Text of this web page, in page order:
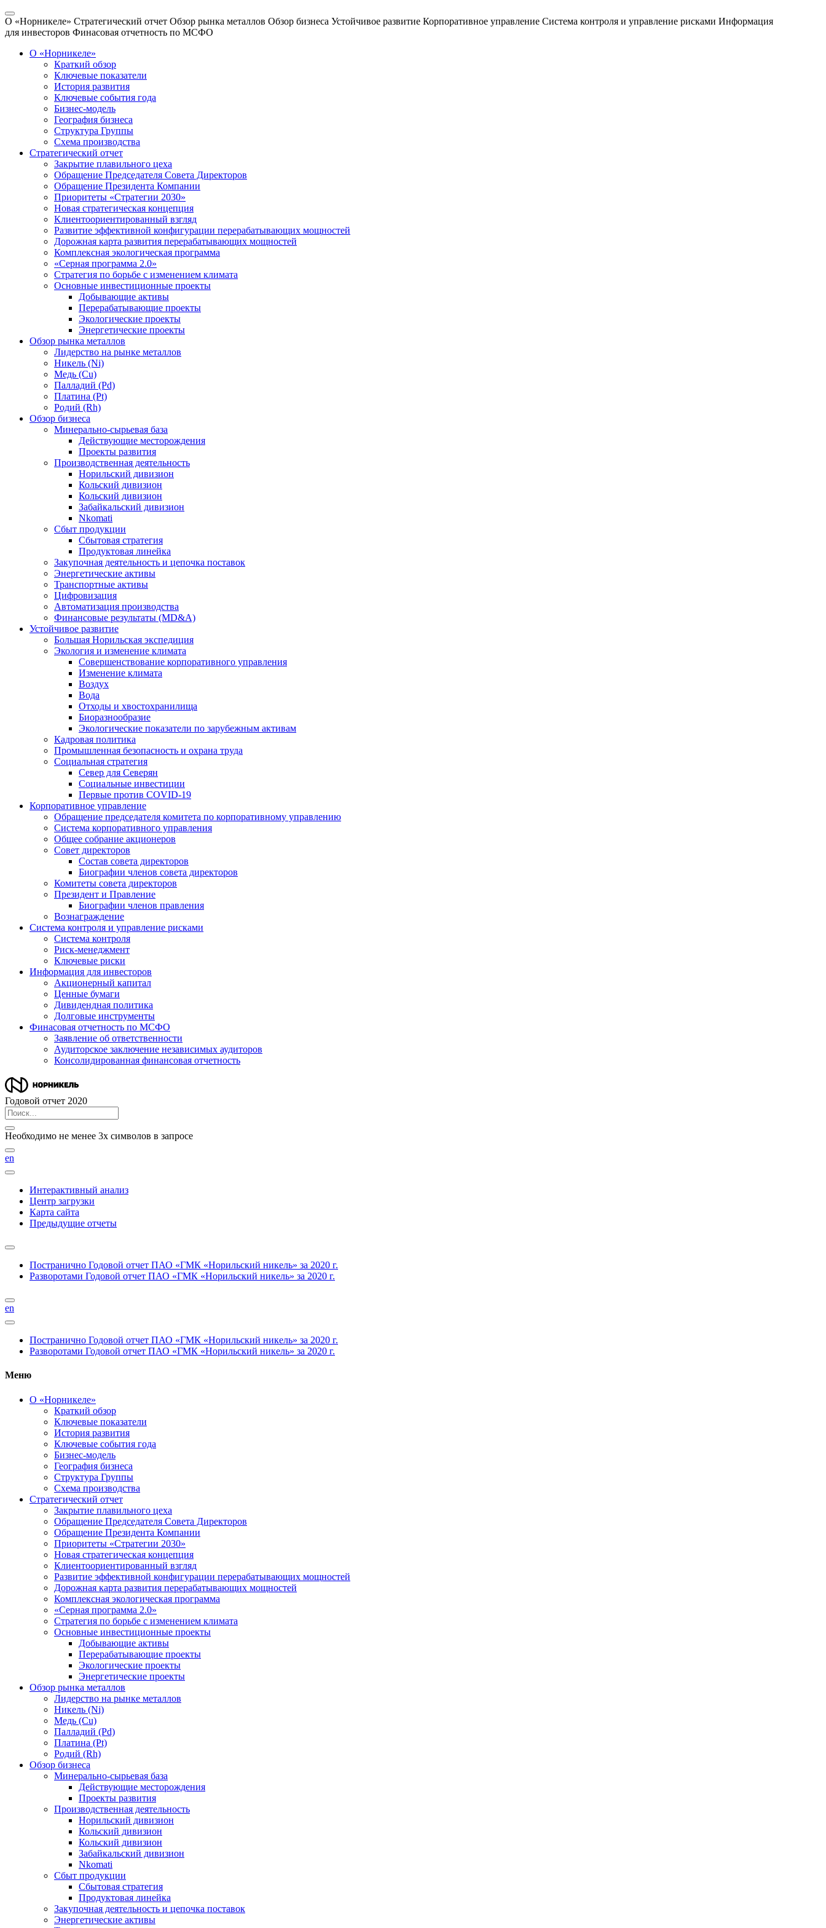
О «Норникеле» Стратегический отчет Обзор рынка металлов Обзор бизнеса Устойчивое развитие Корпоративное управление Система контроля и управление рисками Информация
для инвесторов Финасовая отчетность по МСФО
О «Норникеле»
Краткий обзор
Ключевые показатели
История развития
Ключевые события года
Бизнес-модель
География бизнеса
Структура Группы
Схема производства
Стратегический отчет
Закрытие плавильного цеха
Обращение Председателя Совета Директоров
Обращение Президента Компании
Приоритеты «Стратегии 2030»
Новая стратегическая концепция
Клиентоориентированный взгляд
Развитие эффективной конфигурации перерабатывающих мощностей
Дорожная карта развития перерабатывающих мощностей
Комплексная экологическая программа
«Серная программа 2.0»
Стратегия по борьбе с изменением климата
Основные инвестиционные проекты
Добывающие активы
Перерабатывающие проекты
Экологические проекты
Энергетические проекты
Обзор рынка металлов
Лидерство на рынке металлов
Никель (Ni)
Медь (Cu)
Палладий (Pd)
Платина (Pt)
Родий (Rh)
Обзор бизнеса
Минерально-сырьевая база
Действующие месторождения
Проекты развития
Производственная деятельность
Норильский дивизион
Кольский дивизион
Кольский дивизион
Забайкальский дивизион
Nkomati
Сбыт продукции
Сбытовая стратегия
Продуктовая линейка
Закупочная деятельность и цепочка поставок
Энергетические активы
Транспортные активы
Цифровизация
Автоматизация производства
Финансовые результаты (MD&A)
Устойчивое развитие
Большая Норильская экспедиция
Экология и изменение климата
Совершенствование корпоративного управления
Изменение климата
Воздух
Вода
Отходы и хвостохранилища
Биоразнообразие
Экологические показатели по зарубежным активам
Кадровая политика
Промышленная безопасность и охрана труда
Социальная стратегия
Север для Северян
Социальные инвестиции
Первые против COVID‑19
Корпоративное управление
Обращение председателя комитета по корпоративному управлению
Система корпоративного управления
Общее собрание акционеров
Совет директоров
Состав совета директоров
Биографии членов совета директоров
Комитеты совета директоров
Президент и Правление
Биографии членов правления
Вознаграждение
Система контроля и управление рисками
Система контроля
Риск-менеджмент
Ключевые риски
Информация для инвесторов
Акционерный капитал
Ценные бумаги
Дивидендная политика
Долговые инструменты
Финасовая отчетность по МСФО
Заявление об ответственности
Аудиторское заключение независимых аудиторов
Консолидированная финансовая отчетность
Годовой отчет 2020
Необходимо не менее 3х символов в запросе
en
Интерактивный анализ
Центр загрузки
Карта сайта
Предыдущие отчеты
Постранично Годовой отчет ПАО «ГМК «Норильский никель» за 2020 г.
Разворотами Годовой отчет ПАО «ГМК «Норильский никель» за 2020 г.
en
Постранично Годовой отчет ПАО «ГМК «Норильский никель» за 2020 г.
Разворотами Годовой отчет ПАО «ГМК «Норильский никель» за 2020 г.
Меню
О «Норникеле»
Краткий обзор
Ключевые показатели
История развития
Ключевые события года
Бизнес-модель
География бизнеса
Структура Группы
Схема производства
Стратегический отчет
Закрытие плавильного цеха
Обращение Председателя Совета Директоров
Обращение Президента Компании
Приоритеты «Стратегии 2030»
Новая стратегическая концепция
Клиентоориентированный взгляд
Развитие эффективной конфигурации перерабатывающих мощностей
Дорожная карта развития перерабатывающих мощностей
Комплексная экологическая программа
«Серная программа 2.0»
Стратегия по борьбе с изменением климата
Основные инвестиционные проекты
Добывающие активы
Перерабатывающие проекты
Экологические проекты
Энергетические проекты
Обзор рынка металлов
Лидерство на рынке металлов
Никель (Ni)
Медь (Cu)
Палладий (Pd)
Платина (Pt)
Родий (Rh)
Обзор бизнеса
Минерально-сырьевая база
Действующие месторождения
Проекты развития
Производственная деятельность
Норильский дивизион
Кольский дивизион
Кольский дивизион
Забайкальский дивизион
Nkomati
Сбыт продукции
Сбытовая стратегия
Продуктовая линейка
Закупочная деятельность и цепочка поставок
Энергетические активы